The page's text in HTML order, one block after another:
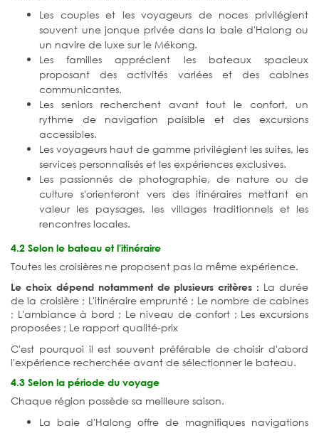
Les couples et les voyageurs de noces privilégient
souvent une jonque privée dans la baie d'Halong ou
un navire de luxe sur le Mékong.
Les familles apprécient les bateaux spacieux
proposant des activités variées et des cabines
communicantes.
Les seniors recherchent avant tout le confort, un
rythme de navigation paisible et des excursions
accessibles.
Les voyageurs haut de gamme privilégient les suites, les
services personnalisés et les expériences exclusives.
Les passionnés de photographie, de nature ou de
culture s'orienteront vers des itinéraires mettant en
valeur les paysages, les villages traditionnels et les
rencontres locales.
4.2 Selon le bateau et l'itinéraire
Toutes les croisières ne proposent pas la même expérience.
Le choix dépend notamment de plusieurs critères : La durée
de la croisière ; L'itinéraire emprunté ; Le nombre de cabines
; L'ambiance à bord ; Le niveau de confort ; Les excursions
proposées ; Le rapport qualité-prix
C'est pourquoi il est souvent préférable de choisir d'abord
l'expérience recherchée avant de sélectionner le bateau.
4.3 Selon la période du voyage
Chaque région possède sa meilleure saison.
La baie d'Halong offre de magnifiques navigations